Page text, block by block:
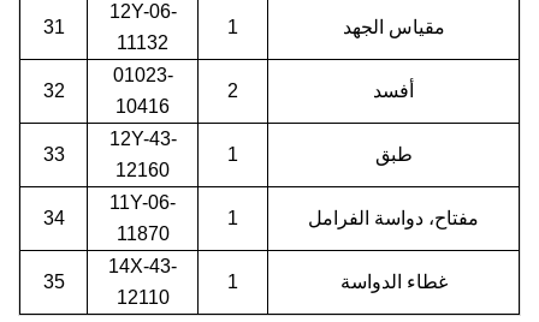
31
12Y-06-
11132
1 مقياس الجهد
32
01023-
10416
2 أفسد
33
12Y-43-
12160
1 طبق
34
11Y-06-
11870
1 مفتاح، دواسة الفرامل
35
14X-43-
12110
1 غطاء الدواسة